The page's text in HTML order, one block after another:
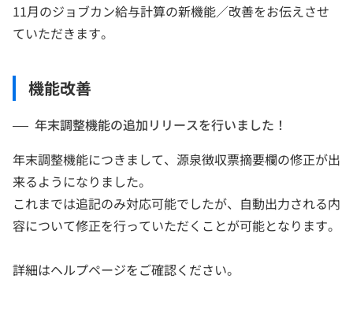
11月のジョブカン給与計算の新機能／改善をお伝えさせ
ていただきます。
機能改善
年末調整機能の追加リリースを行いました！
年末調整機能につきまして、源泉徴収票摘要欄の修正が出
来るようになりました。
これまでは追記のみ対応可能でしたが、自動出力される内
容について修正を行っていただくことが可能となります。
詳細はヘルプページをご確認ください。